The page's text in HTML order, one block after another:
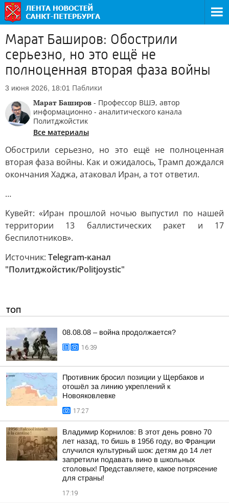
Марат Баширов: Обострили
серьезно, но это ещё не
полноценная вторая фаза войны
3 июня 2026, 18:01 Паблики
Марат Баширов - Профессор ВШЭ, автор
информационно - аналитического канала
Политджойстик
Все материалы
Обострили серьезно, но это ещё не полноценная
вторая фаза войны. Как и ожидалось, Трамп дождался
окончания Хаджа, атаковал Иран, а тот ответил.
…
Кувейт: «Иран прошлой ночью выпустил по нашей
территории 13 баллистических ракет и 17
беспилотников».
Источник: Telegram-канал
"Политджойстик/Politjoystic"
ТОП
08.08.08 – война продолжается?
16:39
Противник бросил позиции у Щербаков и
отошёл за линию укреплений к
Новояковлевке
17:27
Владимир Корнилов: В этот день ровно 70
лет назад, то бишь в 1956 году, во Франции
случился культурный шок: детям до 14 лет
запретили подавать вино в школьных
столовых! Представляете, какое потрясение
для страны!
17:19